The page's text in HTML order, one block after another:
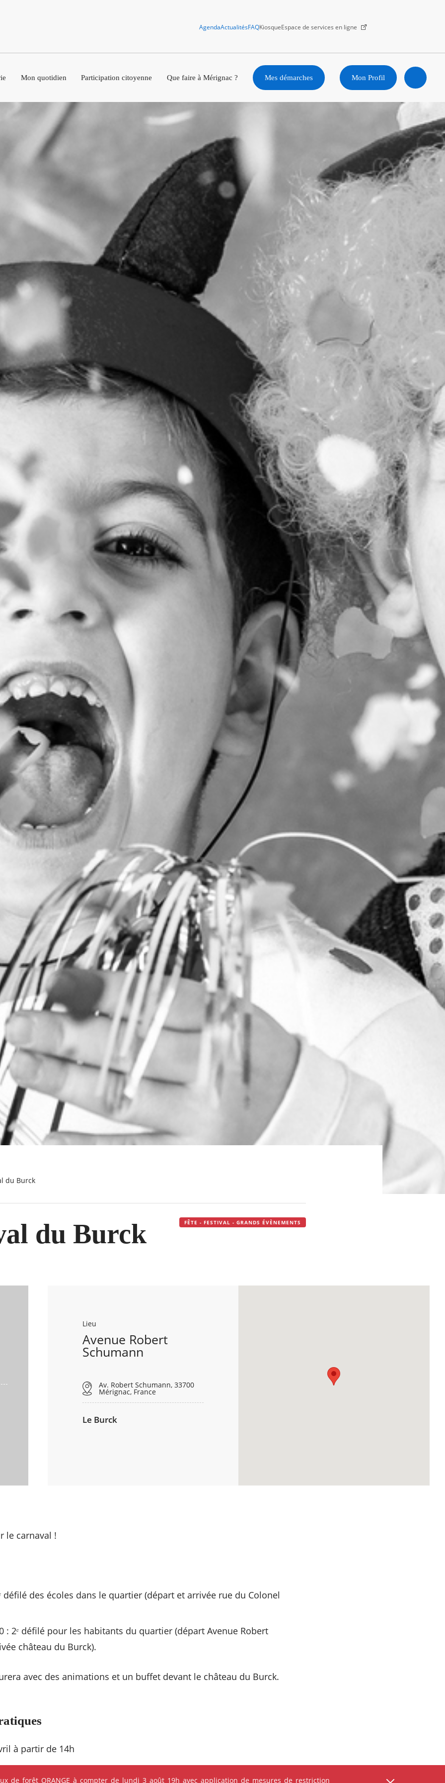
de forêt ORANGE à compter de lundi 3 août 19h avec application de mesures de restriction
AgendaActualitésFAQKiosqueEspace de services en ligne
Mon quotidien Participation citoyenne Que faire à Mérignac ? Mes démarches Mon Profil
du Burck
FÊTE - FESTIVAL - GRANDS ÉVÈNEMENTS
du Burck
Lieu
Avenue Robert
Schumann
Av. Robert Schumann, 33700
Mérignac, France
Le Burck
le carnaval !
défilé des écoles dans le quartier (départ et arrivée rue du Colonel
: 2ᵉ défilé pour les habitants du quartier (départ Avenue Robert
château du Burck).
avec des animations et un buffet devant le château du Burck.
à partir de 14h